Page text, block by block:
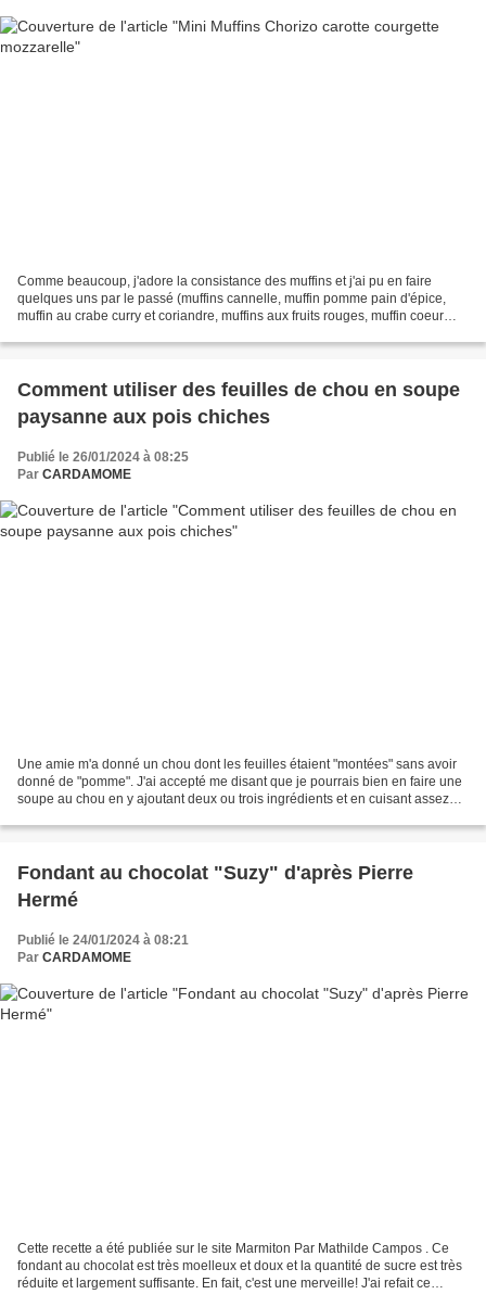
Comme beaucoup, j'adore la consistance des muffins et j'ai pu en faire
quelques uns par le passé (muffins cannelle, muffin pomme pain d'épice,
muffin au crabe curry et coriandre, muffins aux fruits rouges, muffin coeur
Comment utiliser des feuilles de chou en soupe
paysanne aux pois chiches
Publié le 26/01/2024 à 08:25
Par CARDAMOME
Une amie m'a donné un chou dont les feuilles étaient "montées" sans avoir
donné de "pomme". J'ai accepté me disant que je pourrais bien en faire une
soupe au chou en y ajoutant deux ou trois ingrédients et en cuisant assez
Fondant au chocolat "Suzy" d'après Pierre
Hermé
Publié le 24/01/2024 à 08:21
Par CARDAMOME
Cette recette a été publiée sur le site Marmiton Par Mathilde Campos . Ce
fondant au chocolat est très moelleux et doux et la quantité de sucre est très
réduite et largement suffisante. En fait, c'est une merveille! J'ai refait ce